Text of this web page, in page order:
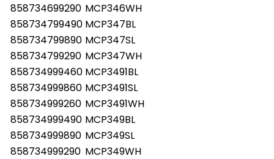
858734699290 MCP346WH
858734799490 MCP347BL
858734799890 MCP347SL
858734799290 MCP347WH
858734999460 MCP3491BL
858734999860 MCP3491SL
858734999260 MCP3491WH
858734999490 MCP349BL
858734999890 MCP349SL
858734999290 MCP349WH